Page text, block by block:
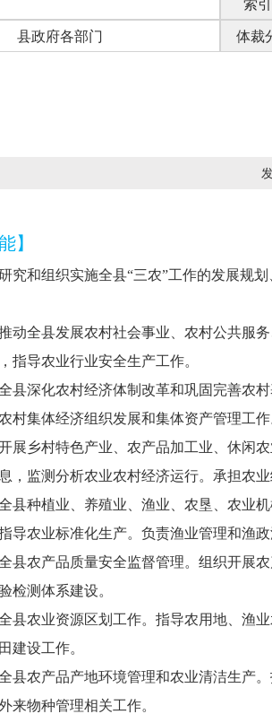
索
县政府各部门 体裁
】
究和组织实施全县“三农”工作的发展规
动全县发展农村社会事业、农村公共服
指导农业行业安全生产工作。
县深化农村经济体制改革和巩固完善农
村集体经济组织发展和集体资产管理工
展乡村特色产业、农产品加工业、休闲
，监测分析农业农村经济运行。承担农
县种植业、养殖业、渔业、农垦、农业
导农业标准化生产。负责渔业管理和渔政
县农产品质量安全监督管理。组织开展
检测体系建设。
县农业资源区划工作。指导农用地、渔
建设工作。
县农产品产地环境管理和农业清洁生产
来物种管理相关工作。